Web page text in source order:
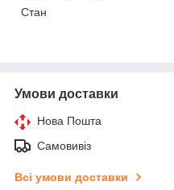
Стан
Умови доставки
Нова Пошта
Самовивіз
Всі умови доставки